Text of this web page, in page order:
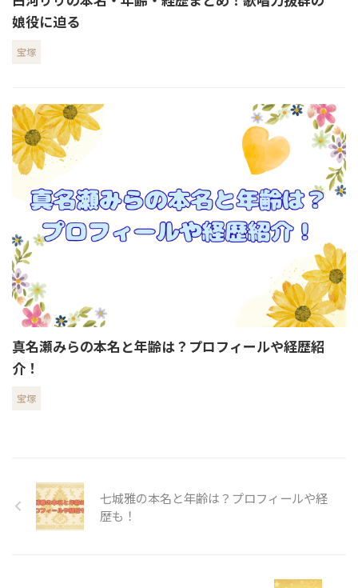
娘役に迫る
宝塚
真名瀬みらの本名と年齢は？プロフィールや経歴紹
介！
宝塚
七城雅の本名と年齢は？プロフィールや経
歴も！